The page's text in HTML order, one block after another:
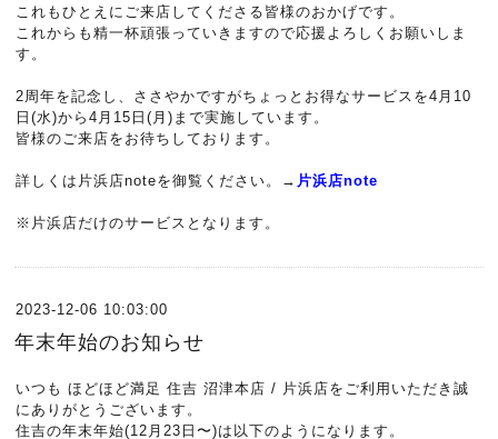
これもひとえにご来店してくださる皆様のおかげです。
これからも精一杯頑張っていきますので応援よろしくお願いしま
す。
2周年を記念し、ささやかですがちょっとお得なサービスを4月10
日(水)から4月15日(月)まで実施しています。
皆様のご来店をお待ちしております。
詳しくは片浜店noteを御覧ください。→ 片浜店note
※片浜店だけのサービスとなります。
2023-12-06 10:03:00
年末年始のお知らせ
いつも ほどほど満足 住吉 沼津本店 / 片浜店をご利用いただき誠
にありがとうございます。
住吉の年末年始(12月23日〜)は以下のようになります。